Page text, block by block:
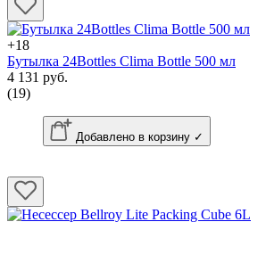
+18
Бутылка 24Bottles Clima Bottle 500 мл
4 131 руб.
(19)
Добавлено в корзину ✓